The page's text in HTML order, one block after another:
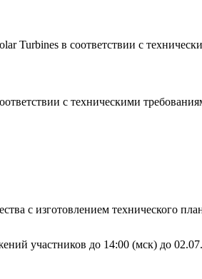
Turbines в соответствии с
с техническими
с изготовлением технического
участников до 14:00 (мск) до